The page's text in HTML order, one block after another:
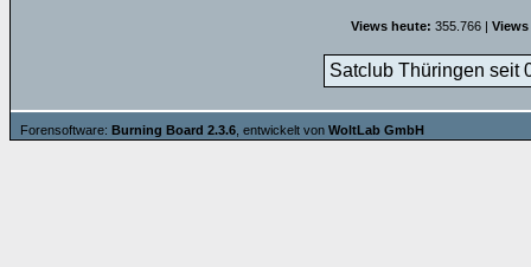
Views heute: 355.766 |
Satclub Thüringen seit
Forensoftware: Burning Board 2.3.6 , entwickelt von WoltLab GmbH